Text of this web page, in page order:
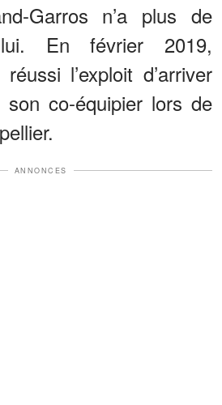
Garros n’a plus de
En février 2019,
l’exploit d’arriver
co-équipier lors de
ANNONCES